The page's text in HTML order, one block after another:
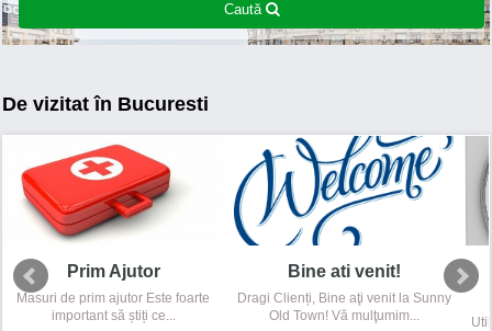
Caută
De vizitat în Bucuresti
Prim Ajutor
Masuri de prim ajutor Este foarte
important să știți ce...
Bine ati venit!
Dragi Clienți, Bine aţi venit la Sunny
Old Town! Vă mulţumim...